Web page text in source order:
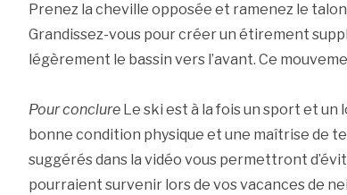
Prenez la cheville opposée et ramenez le
Grandissez-vous pour créer un étirement
légèrement le bassin vers l’avant. Ce
Pour conclureLe ski est à la fois un sport et un
bonne condition physique et une maîtrise de
suggérés dans la vidéo vous permettront
pourraient survenir lors de vos vacances de